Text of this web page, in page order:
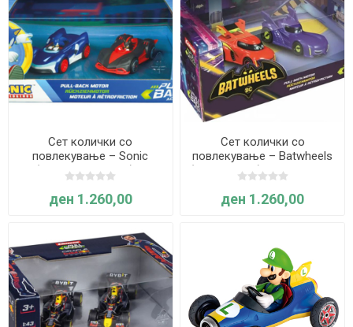
Сет колички со
повлекување – Sonic
(Соник вс Шедоу), 2
парчиња– Carrera
ден 1.260,00
Сет колички со
повлекување – Batwheels
(Bam vs. Red), 2 парчиња –
Carrera
ден 1.260,00